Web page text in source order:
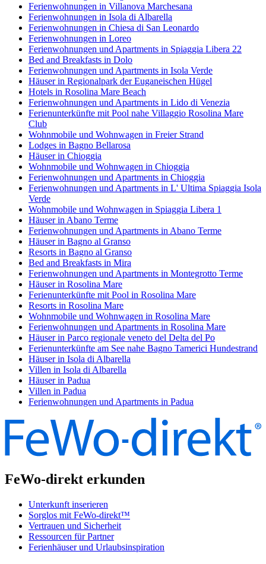
Ferienwohnungen in Villanova Marchesana
Ferienwohnungen in Isola di Albarella
Ferienwohnungen in Chiesa di San Leonardo
Ferienwohnungen in Loreo
Ferienwohnungen und Apartments in Spiaggia Libera 22
Bed and Breakfasts in Dolo
Ferienwohnungen und Apartments in Isola Verde
Häuser in Regionalpark der Euganeischen Hügel
Hotels in Rosolina Mare Beach
Ferienwohnungen und Apartments in Lido di Venezia
Ferienunterkünfte mit Pool nahe Villaggio Rosolina Mare
Club
Wohnmobile und Wohnwagen in Freier Strand
Lodges in Bagno Bellarosa
Häuser in Chioggia
Wohnmobile und Wohnwagen in Chioggia
Ferienwohnungen und Apartments in Chioggia
Ferienwohnungen und Apartments in L' Ultima Spiaggia Isola
Verde
Wohnmobile und Wohnwagen in Spiaggia Libera 1
Häuser in Abano Terme
Ferienwohnungen und Apartments in Abano Terme
Häuser in Bagno al Granso
Resorts in Bagno al Granso
Bed and Breakfasts in Mira
Ferienwohnungen und Apartments in Montegrotto Terme
Häuser in Rosolina Mare
Ferienunterkünfte mit Pool in Rosolina Mare
Resorts in Rosolina Mare
Wohnmobile und Wohnwagen in Rosolina Mare
Ferienwohnungen und Apartments in Rosolina Mare
Häuser in Parco regionale veneto del Delta del Po
Ferienunterkünfte am See nahe Bagno Tamerici Hundestrand
Häuser in Isola di Albarella
Villen in Isola di Albarella
Häuser in Padua
Villen in Padua
Ferienwohnungen und Apartments in Padua
FeWo-direkt erkunden
Unterkunft inserieren
Sorglos mit FeWo-direkt™
Vertrauen und Sicherheit
Ressourcen für Partner
Ferienhäuser und Urlaubsinspiration